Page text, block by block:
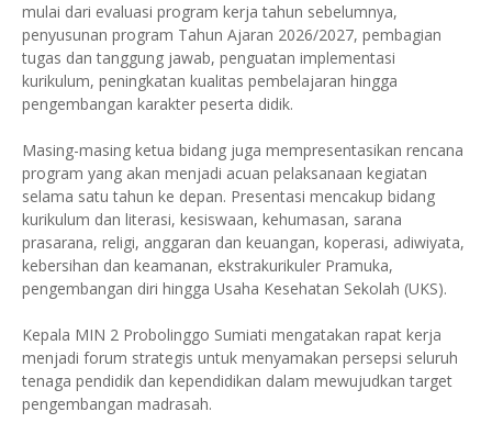
mulai dari evaluasi program kerja tahun sebelumnya,
penyusunan program Tahun Ajaran 2026/2027, pembagian
tugas dan tanggung jawab, penguatan implementasi
kurikulum, peningkatan kualitas pembelajaran hingga
pengembangan karakter peserta didik.
Masing-masing ketua bidang juga mempresentasikan rencana
program yang akan menjadi acuan pelaksanaan kegiatan
selama satu tahun ke depan. Presentasi mencakup bidang
kurikulum dan literasi, kesiswaan, kehumasan, sarana
prasarana, religi, anggaran dan keuangan, koperasi, adiwiyata,
kebersihan dan keamanan, ekstrakurikuler Pramuka,
pengembangan diri hingga Usaha Kesehatan Sekolah (UKS).
Kepala MIN 2 Probolinggo Sumiati mengatakan rapat kerja
menjadi forum strategis untuk menyamakan persepsi seluruh
tenaga pendidik dan kependidikan dalam mewujudkan target
pengembangan madrasah.